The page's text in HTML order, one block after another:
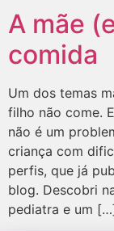
A mãe
comida
Um dos temas
filho não come.
não é um
criança com
perfis, que já
blog. Descobri
pediatra e um